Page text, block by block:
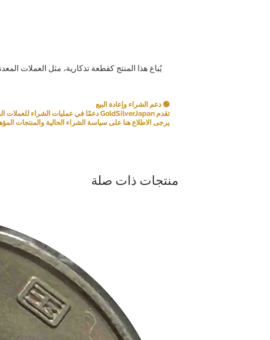
يُباع هذا المنتج كقطعة تذكارية، مثل العملات
🟢 دعم الشراء وإعادة البيع
تقدم GoldSilverJapan دعمًا في عمليات الشراء للعملات المعدنية ومنتجات السبائك المؤهلة.
يرجى الاطلاع هنا على سياسة الشراء الحالية والمنتجات
منتجات ذات صلة